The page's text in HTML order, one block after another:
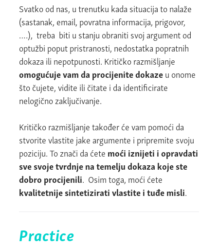
Svatko od nas, u trenutku kada situacija to nalaže
(sastanak, email, povratna informacija, prigovor,
….), treba biti u stanju obraniti svoj argument od
optužbi poput pristranosti, nedostatka popratnih
dokaza ili nepotpunosti. Kritičko razmišljanje
omogućuje vam da procijenite dokazeu onome
što čujete, vidite ili čitate i da identificirate
nelogično zaključivanje.
Kritičko razmišljanje također će vam pomoći da
stvorite vlastite jake argumente i pripremite svoju
poziciju. To znači da ćete moći iznijeti i opravdati
sve svoje tvrdnje na temelju dokaza koje ste
dobro procijenili. Osim toga, moći ćete
kvalitetnije sintetizirati vlastite i tuđe misli.
Practice